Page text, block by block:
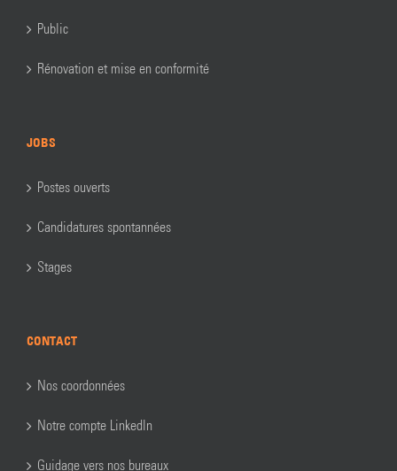
Public
Rénovation et mise en conformité
JOBS
Postes ouverts
Candidatures spontannées
Stages
CONTACT
Nos coordonnées
Notre compte LinkedIn
Guidage vers nos bureaux